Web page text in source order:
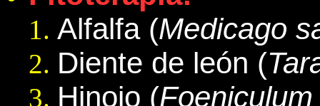
Alfalfa (Medicago
Diente de león (
Hinojo (